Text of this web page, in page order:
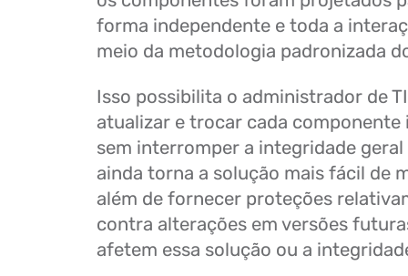
forma independente e toda a
meio da metodologia padronizada
Isso possibilita o administrador de
atualizar e trocar cada componente
sem interromper a integridade geral
ainda torna a solução mais fácil de
além de fornecer proteções
contra alterações em versões
afetem essa solução ou a